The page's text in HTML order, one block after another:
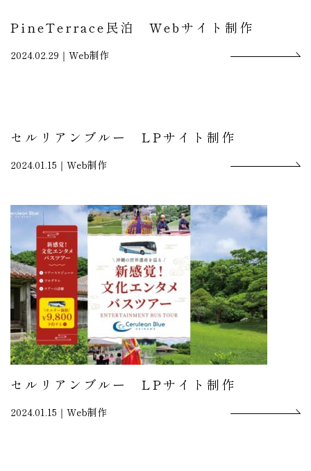
PineTerrace民泊 Webサイト制作
2024.02.29｜ Web制作
セルリアンブルー LPサイト制作
2024.01.15｜ Web制作
セルリアンブルー LPサイト制作
2024.01.15｜ Web制作